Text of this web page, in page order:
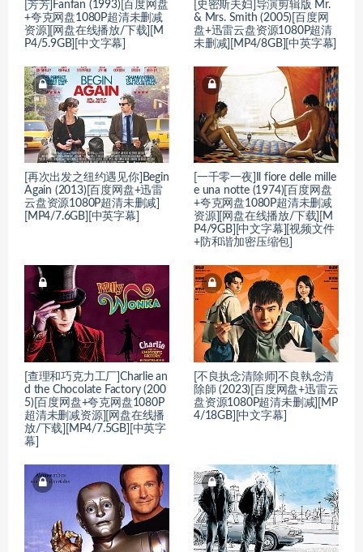
[芳芳]Fanfan (1993)[百度网盘
+夸克网盘1080P超清未删减
资源][网盘在线播放/下载][M
P4/5.9GB][中文字幕]
[史密斯夫妇]导演剪辑版 Mr.
& Mrs. Smith (2005)[百度网
盘+迅雷云盘资源1080P超清
未删减][MP4/8GB][中英字幕]
[再次出发之纽约遇见你]Begin
Again (2013)[百度网盘+迅雷
云盘资源1080P超清未删减]
[MP4/7.6GB][中英字幕]
[一千零一夜]Il fiore delle mille
e una notte (1974)[百度网盘
+夸克网盘1080P超清未删减
资源][网盘在线播放/下载][M
P4/9GB][中文字幕][视频文件
+防和谐加密压缩包]
[查理和巧克力工厂]Charlie an
d the Chocolate Factory (200
5)[百度网盘+夸克网盘1080P
超清未删减资源][网盘在线播
放/下载][MP4/7.5GB][中英字
幕]
[不良执念清除师]不良執念清
除師 (2023)[百度网盘+迅雷云
盘资源1080P超清未删减][MP
4/18GB][中文字幕]